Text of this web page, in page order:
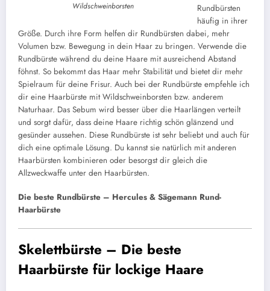
Wildschweinborsten
Rundbürsten
häufig in ihrer
Größe. Durch ihre Form helfen dir Rundbürsten dabei, mehr
Volumen bzw. Bewegung in dein Haar zu bringen. Verwende die
Rundbürste während du deine Haare mit ausreichend Abstand
föhnst. So bekommt das Haar mehr Stabilität und bietet dir mehr
Spielraum für deine Frisur. Auch bei der Rundbürste empfehle ich
dir eine Haarbürste mit Wildschweinborsten bzw. anderem
Naturhaar. Das Sebum wird besser über die Haarlängen verteilt
und sorgt dafür, dass deine Haare richtig schön glänzend und
gesünder aussehen. Diese Rundbürste ist sehr beliebt und auch für
dich eine optimale Lösung. Du kannst sie natürlich mit anderen
Haarbürsten kombinieren oder besorgst dir gleich die
Allzweckwaffe unter den Haarbürsten.
Die beste Rundbürste – Hercules & Sägemann Rund-
Haarbürste
Skelettbürste – Die beste
Haarbürste für lockige Haare